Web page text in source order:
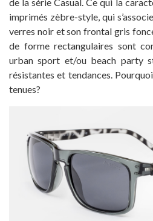
imprimés zèbre-style, qui
verres noir et son frontal gris
de forme rectangulaires sont
urban sport et/ou beach party
résistantes et tendances.
tenues?